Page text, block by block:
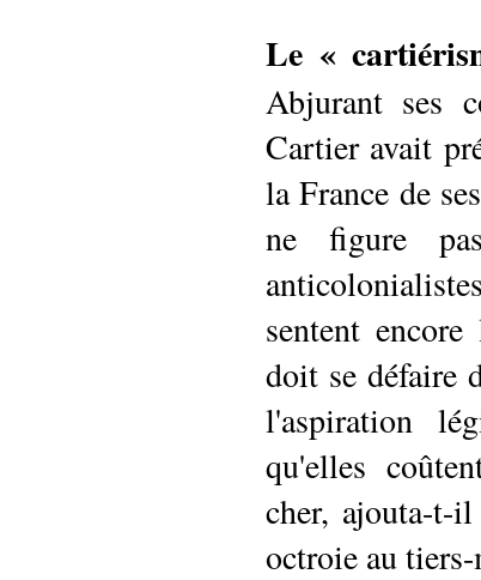
Le «
Abjurant ses
Cartier avait
la France de
ne figure
sentent
doit se défaire
l'aspiration
qu'elles
cher, ajouta-t-
octroie au